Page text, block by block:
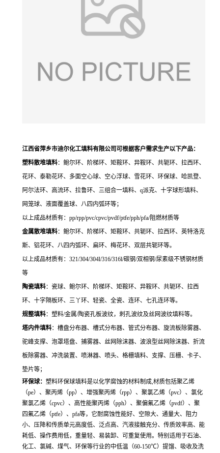
江西省萍乡市迪尔化工填料有限公司可根据客户需求生产以下产品：
塑料散堆填料：鲍尔环、阶梯环、矩鞍环、异鞍环、共轭环、拉西环、
花环、泰勒花环、多面空心球、空心浮球、雪花环、环保球、哈凯登、
阿尔法环、高流环、拉鲁环、三组合一填料、q派克、十字球形填料、
网笼球、液面覆盖球、八四内弧环等；
以上成品材质有： pp/rpp/pvc/cpvc/pvdf/ptfe/pph/pfa/阻燃材质等
金属散堆填料：鲍尔环、阶梯环、矩鞍环、共轭环、拉西环、英特洛克
斯、铝花环、八四内弧环、扁环、梅花环、双层共轭环等。
以上成品材质有： 321/304/304l/316/316l/碳钢/双相钢/尿素级不锈钢材质
等
陶瓷填料：瓷球、鲍尔环、阶梯环、矩鞍环、异鞍环、共轭环、拉西
环、十字隔板环、三丫环、轻瓷、全瓷、连环、七孔连环等。
规整填料：塑料/金属/陶瓷孔板波纹，刺孔波纹及丝网波纹填料等。
塔内件填料：槽盘分布器、槽式分布器、管式分布器、旋流板除雾器、
驼峰支撑、泡罩塔盘、捕雾器、丝网除沫器、波浪型丝网除沫器、折流
板除雾器、冲洗装置、喷淋器、喷头、格栅填料、支撑、压栅、卡子、
垫片等；
环保球： 塑料环保球填料是以化学腐蚀的材料制成,材质包括聚乙烯
（pe）、聚丙烯（pp）、增强聚丙烯（rpp）、聚氯乙烯（pvc）、 氯化
聚氯乙烯（cpvc）、高性能聚丙烯（pph）、聚偏氟乙烯（pvdf）、聚
四氟乙烯（ptfe）、pfa等，它耐腐蚀性能好、空隙大、通量大、阻力
小、压降和传质单元高度低、泛点高、汽液接触充分、传质效率高、能
耗低、操作费用低，重量轻、易装卸、可重复使用。特别适用于石油、
化工、 氯碱、煤气、环保等行业的中低温（60-150℃）提馏、吸收及洗